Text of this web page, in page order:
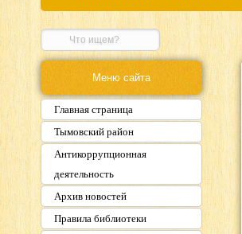
Меню сайта
Главная страница
Тымовский район
Антикоррупционная
деятельность
Архив новостей
Правила библиотеки